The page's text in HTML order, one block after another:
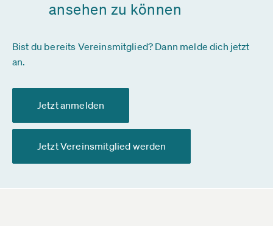
ansehen zu können
Bist du bereits Vereinsmitglied? Dann melde dich jetzt
an.
Jetzt anmelden
Jetzt Vereinsmitglied werden